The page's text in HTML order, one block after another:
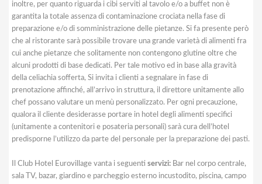
inoltre, per quanto riguarda i cibi serviti al tavolo e/o a buffet non è
garantita la totale assenza di contaminazione crociata nella fase di
preparazione e/o di somministrazione delle pietanze. Si fa presente però
che al ristorante sarà possibile trovare una grande varietà di alimenti fra
cui anche pietanze che solitamente non contengono glutine oltre che
alcuni prodotti di base dedicati. Per tale motivo ed in base alla gravità
della celiachia sofferta, Si invita i clienti a segnalare in fase di
prenotazione affinché, all’arrivo in struttura, il direttore unitamente allo
chef possano valutare un menù personalizzato. Per ogni precauzione,
qualora il cliente desiderasse portare in hotel degli alimenti specifici
(unitamente a contenitori e posateria personali) sarà cura dell’hotel
predisporne l’utilizzo da parte del personale per la preparazione dei pasti.
Il Club Hotel Eurovillage vanta i seguenti servizi: Bar nel corpo centrale,
sala TV, bazar, giardino e parcheggio esterno incustodito, piscina, campo